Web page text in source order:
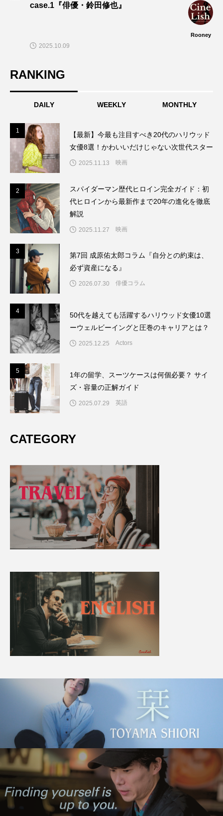
case.1『俳優・鈴田修也』
Rooney
2025.10.09
RANKING
DAILY WEEKLY MONTHLY
1
【最新】今最も注目すべき20代のハリウッド
女優8選！かわいいだけじゃない次世代スター
2025.11.13 映画
2
スパイダーマン歴代ヒロイン完全ガイド：初
代ヒロインから最新作まで20年の進化を徹底
解説
2025.11.27 映画
3
第7回 成原佑太郎コラム『自分との約束は、
必ず資産になる』
2026.07.30 俳優コラム
4
50代を越えても活躍するハリウッド女優10選
ーウェルビーイングと圧巻のキャリアとは？
2025.12.25 Actors
5
1年の留学、スーツケースは何個必要？ サイ
ズ・容量の正解ガイド
2025.07.29 英語
CATEGORY